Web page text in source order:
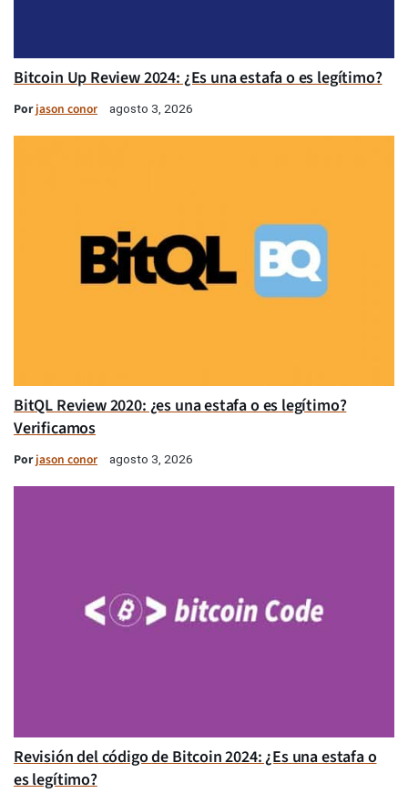
Bitcoin Up Review 2024: ¿Es una estafa o es legítimo?
Porjason conor agosto 3, 2026
BitQL Review 2020: ¿es una estafa o es legítimo?
Verificamos
Porjason conor agosto 3, 2026
Revisión del código de Bitcoin 2024: ¿Es una estafa o
es legítimo?